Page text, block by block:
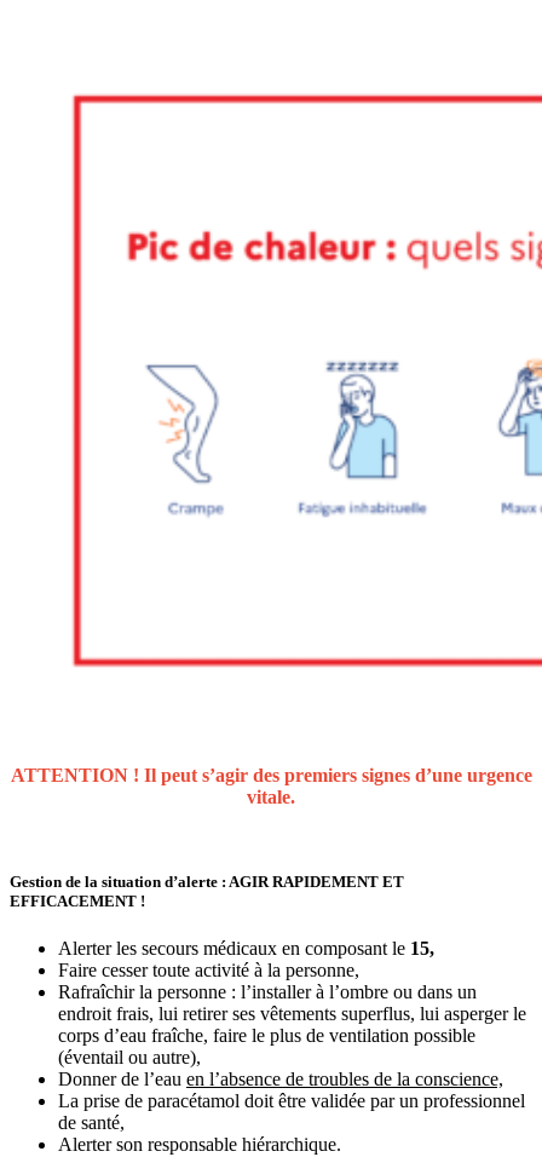
ATTENTION ! Il peut s’agir des premiers signes d’une urgence
vitale.
Gestion de la situation d’alerte : AGIR RAPIDEMENT ET
EFFICACEMENT !
Alerter les secours médicaux en composant le 15,
Faire cesser toute activité à la personne,
Rafraîchir la personne : l’installer à l’ombre ou dans un
endroit frais, lui retirer ses vêtements superflus, lui asperger le
corps d’eau fraîche, faire le plus de ventilation possible
(éventail ou autre),
Donner de l’eau en l’absence de troubles de la conscience,
La prise de paracétamol doit être validée par un professionnel
de santé,
Alerter son responsable hiérarchique.